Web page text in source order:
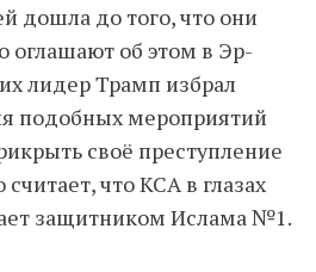
дошла до того, что они
оглашают об этом в Эр-
лидер Трамп избрал
подобных мероприятий
своё преступление
что КСА в глазах
защитником Ислама №1.